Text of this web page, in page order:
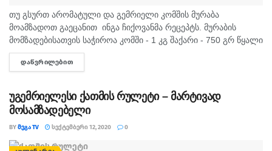
თუ გსურთ არომატული და გემრიელი კომშის მურაბა
მოამზადოთ გაეცანით ინგა ჩიქოვანმა რეცეპტს. მურაბის
მომზადებისათვის საჭიროა კომში - 1 კგ შაქარი - 750 გრ წყალი
- 250 გრ ლიმონის წვენი ...
ᲓᲐᲬᲕᲠᲘᲚᲔᲑᲘᲗ
უგემრიელესი ქათმის რულეტი – მარტივად
მოსამზადებელი
BYᲛᲔᲒᲐ TV ᲡᲔᲥᲢᲔᲛᲑᲔᲠᲘ 12, 2020 0